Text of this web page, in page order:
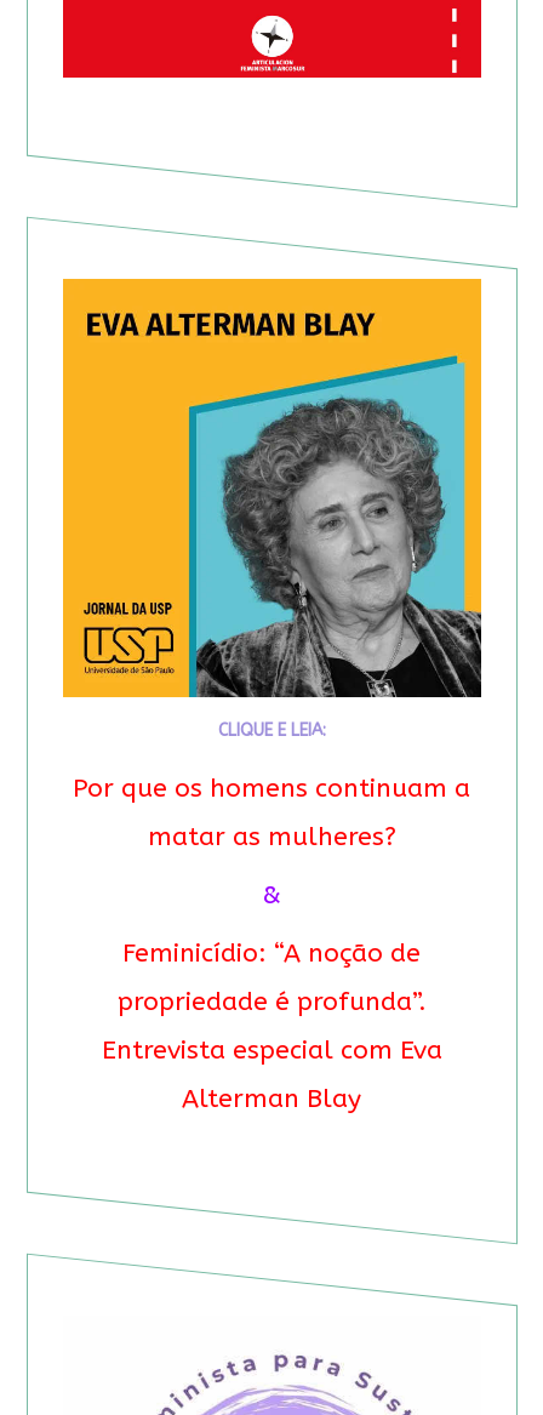
CLIQUE E LEIA:
Por que os homens continuam a
matar as mulheres?
&
Feminicídio: “A noção de
propriedade é profunda”.
Entrevista especial com Eva
Alterman Blay